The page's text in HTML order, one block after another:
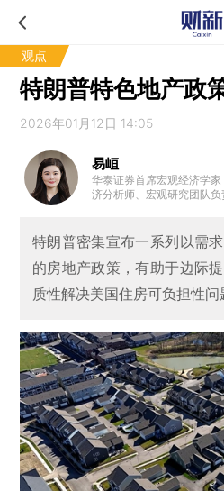
观点
特朗普特色地产政
2026年01月12日 14:05
易峘
华泰证券首席宏观经济学
济分析师、宏观研究团队
特朗普密集宣布一系列以需
的房地产政策，有助于边际
质性解决美国住房可负担性问